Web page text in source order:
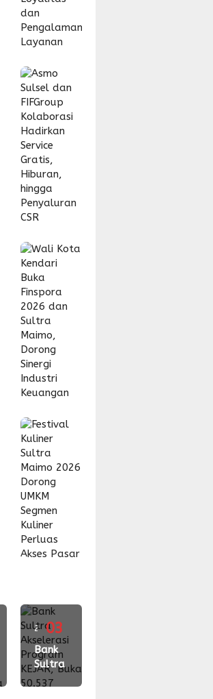
03
2
minggu
lalu
Bank
Sultra
Akselerasi